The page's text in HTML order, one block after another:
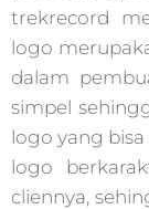
trekrecord
logo
dalam
simpel
logo yang
logo
cliennya,